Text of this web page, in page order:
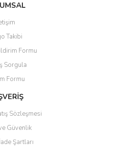
Takibi
Formu
Sorgula
Formu
Sözleşmesi
Güvenlik
Şartları